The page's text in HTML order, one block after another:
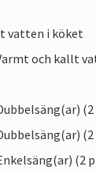
vatten i köket
och kallt
(2